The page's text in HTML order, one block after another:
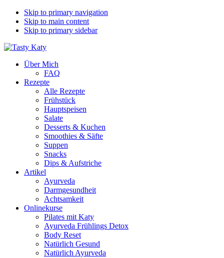
Skip to primary navigation
Skip to main content
Skip to primary sidebar
Über Mich
FAQ
Rezepte
Alle Rezepte
Frühstück
Hauptspeisen
Salate
Desserts & Kuchen
Smoothies & Säfte
Suppen
Snacks
Dips & Aufstriche
Artikel
Ayurveda
Darmgesundheit
Achtsamkeit
Onlinekurse
Pilates mit Katy
Ayurveda Frühlings Detox
Body Reset
Natürlich Gesund
Natürlich Ayurveda